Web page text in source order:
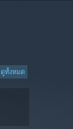
ดูทั้งหมด